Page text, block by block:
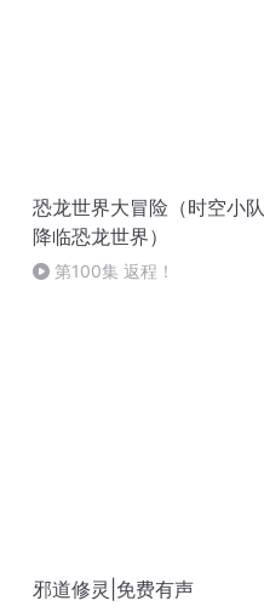
恐龙世界大冒险（时空小队
降临恐龙世界）
第100集 返程！
邪道修灵|免费有声